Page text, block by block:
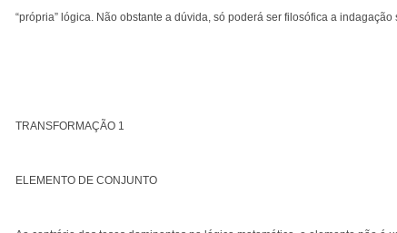
“própria” lógica. Não obstante a dúvida, só poderá ser filosófica a
TRANSFORMAÇÃO 1
ELEMENTO DE CONJUNTO